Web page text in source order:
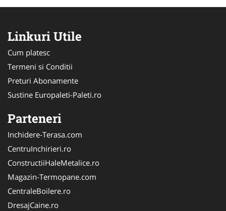
Linkuri Utile
Cum platesc
Termeni si Conditii
Preturi Abonamente
Sustine Europaleti-Paleti.ro
Parteneri
Inchidere-Terasa.com
CentruInchirieri.ro
ConstructiiHaleMetalice.ro
Magazin-Termopane.com
CentraleBoilere.ro
DresajCaine.ro